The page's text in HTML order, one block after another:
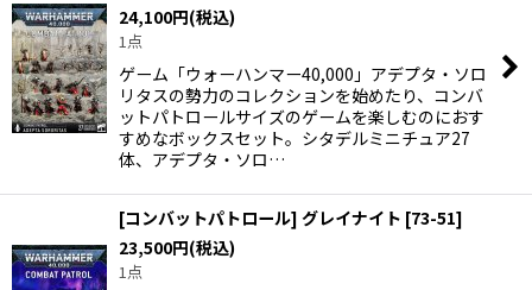
24,100円(税込)
1点
ゲーム「ウォーハンマー40,000」アデプタ・ソロ
リタスの勢力のコレクションを始めたり、コンバ
ットパトロールサイズのゲームを楽しむのにおす
すめなボックスセット。シタデルミニチュア27
体、アデプタ・ソロ…
[コンバットパトロール] グレイナイト [73-51]
23,500円(税込)
1点